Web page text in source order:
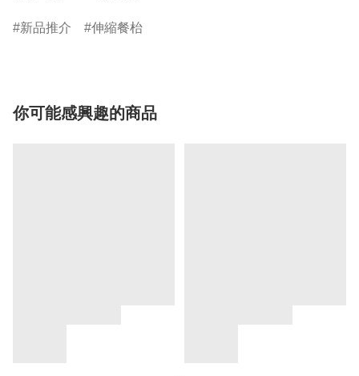
新品推介 伸縮餐枱
你可能感興趣的商品